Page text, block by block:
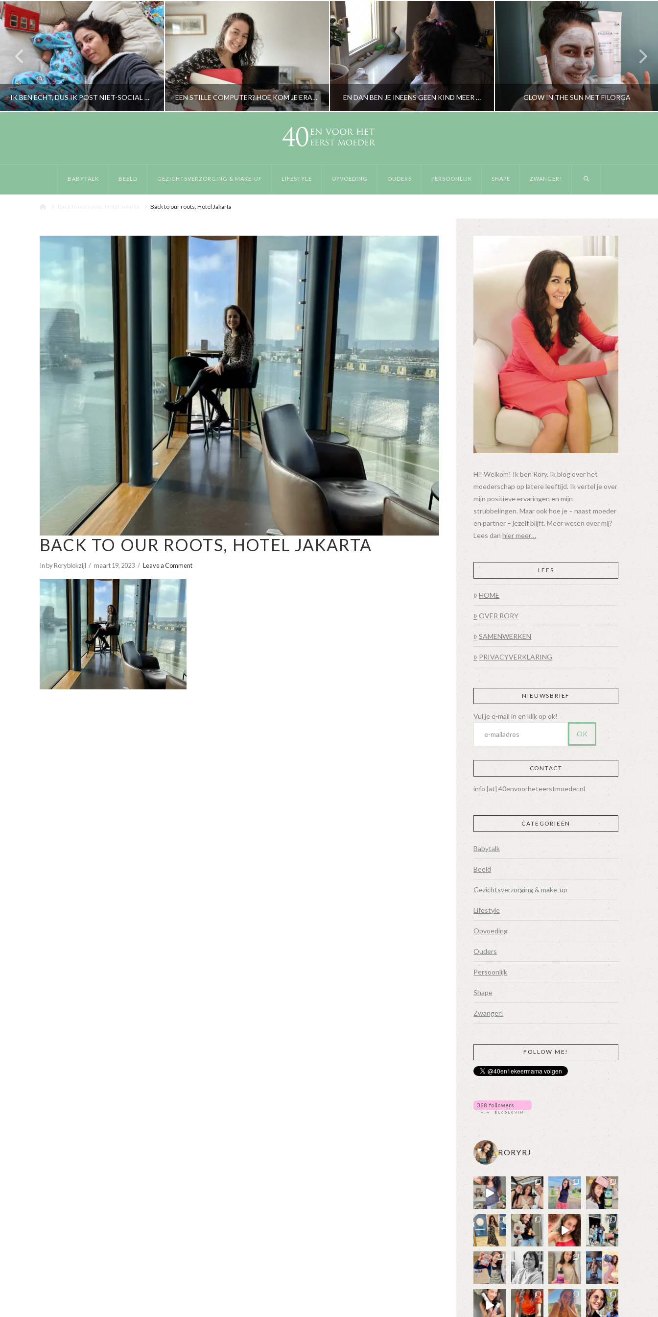
IK BEN ECHT, DUS IK POST NIET-SOCIAL MEDIA WAARDIGE DINGEN EEN STILLE COMPUTER? HOE KOM JE ERAAN EN WAT KUN JE ERMEE? EN DAN BEN JE INEENS GEEN KIND MEER … GLOW IN THE SUN MET FILORGA
BABYTALK BEELD GEZICHTSVERZORGING & MAKE-UP LIFESTYLE OPVOEDING OUDERS PERSOONLIJK SHAPE ZWANGER!
Back to our roots, Hotel Jakarta
BACK TO OUR ROOTS, HOTEL JAKARTA
In by Roryblokzijl maart 19, 2023 Leave a Comment
Hi! Welkom! Ik ben Rory. Ik blog over het
moederschap op latere leeftijd. Ik vertel je over
mijn positieve ervaringen en mijn
strubbelingen. Maar ook hoe je – naast moeder
en partner – jezelf blijft. Meer weten over mij?
Lees danhier meer…
LEES
HOME
OVER RORY
SAMENWERKEN
PRIVACYVERKLARING
NIEUWSBRIEF
CONTACT
info [at] 40envoorheteerstmoeder.nl
CATEGORIEËN
Babytalk
Beeld
Gezichtsverzorging & make-up
Lifestyle
Opvoeding
Ouders
Persoonlijk
Shape
Zwanger!
FOLLOW ME!
RORYRJ